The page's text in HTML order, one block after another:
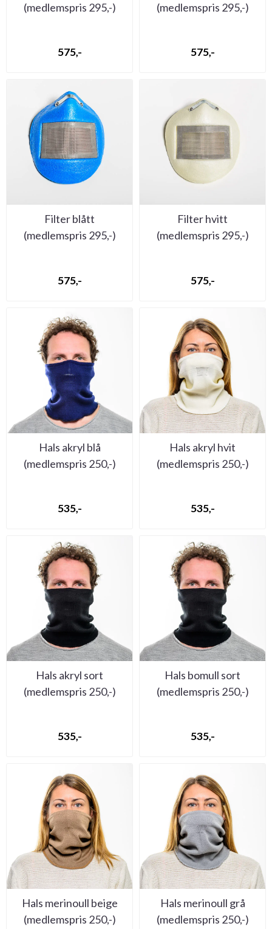
(medlemspris 295,-)
575,-
(medlemspris 295,-)
575,-
Filter blått
(medlemspris 295,-)
575,-
Filter hvitt
(medlemspris 295,-)
575,-
Hals akryl blå
(medlemspris 250,-)
535,-
Hals akryl hvit
(medlemspris 250,-)
535,-
Hals akryl sort
(medlemspris 250,-)
535,-
Hals bomull sort
(medlemspris 250,-)
535,-
Hals merinoull beige
(medlemspris 250,-)
Hals merinoull grå
(medlemspris 250,-)